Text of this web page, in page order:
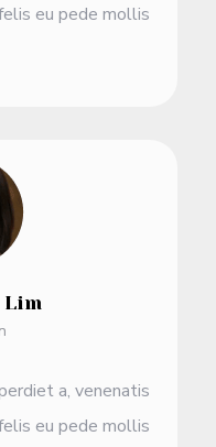
eu pede mollis
a, venenatis
eu pede mollis